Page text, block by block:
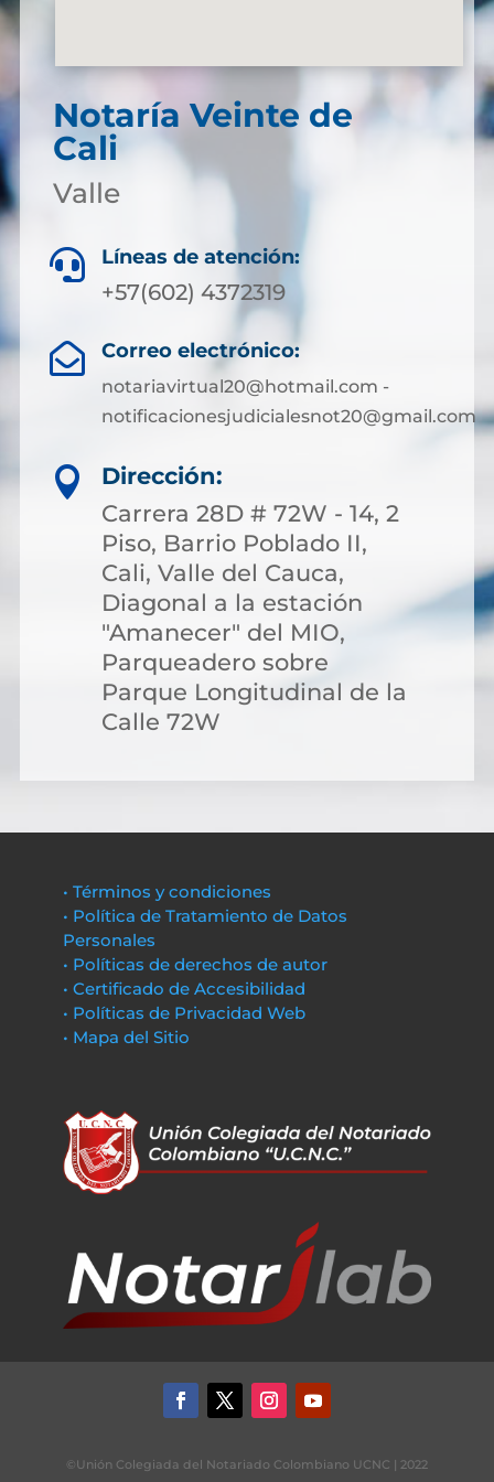
Notaría Veinte de
Cali
Valle
 Líneas de atención:
+57(602) 4372319
 Correo electrónico:
notariavirtual20@hotmail.com -
notificacionesjudicialesnot20@gmail.com

Dirección:
Carrera 28D # 72W - 14, 2
Piso, Barrio Poblado II,
Cali, Valle del Cauca,
Diagonal a la estación
"Amanecer" del MIO,
Parqueadero sobre
Parque Longitudinal de la
Calle 72W
• Términos y condiciones
• Política de Tratamiento de Datos
Personales
• Políticas de derechos de autor
• Certificado de Accesibilidad
• Políticas de Privacidad Web
• Mapa del Sitio
©Unión Colegiada del Notariado Colombiano UCNC | 2022